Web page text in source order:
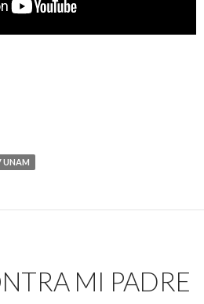
UNAM
MI PADRE